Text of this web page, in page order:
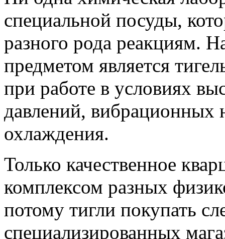
специальной посуды,
разного рода реакциям.
предметом является
при работе в условиях
давлений, вибрационных
охлаждения.
Только качественное
комплексом разных
потому тигли покупать
специализированных